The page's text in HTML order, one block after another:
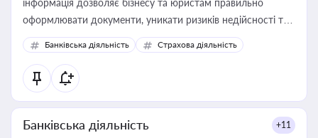
інформація дозволяє бізнесу та юристам правильно
оформлювати документи, уникати ризиків недійсності та
забезпечувати їх належне прийняття органами влади та
контрагентами
Банківська діяльність Страхова діяльність
Банківська діяльність +11